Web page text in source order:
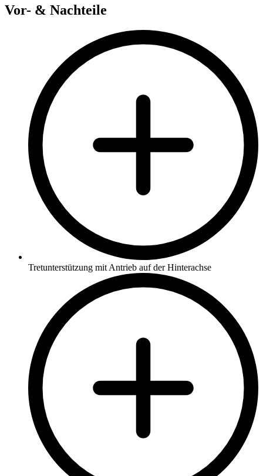
Vor- & Nachteile
Tretunterstützung mit Antrieb auf der Hinterachse